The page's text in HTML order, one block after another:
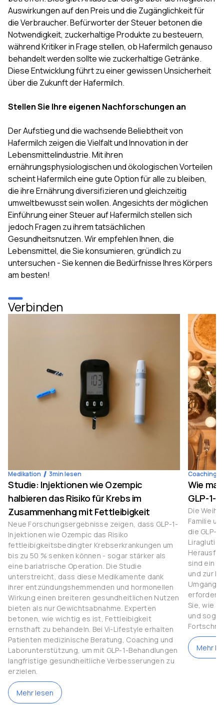
Auswirkungen auf den Preis und die Zugänglichkeit für
die Verbraucher. Befürworter der Steuer betonen die
Notwendigkeit, zuckerhaltige Produkte zu besteuern,
während Kritiker in Frage stellen, ob Hafermilch genauso
behandelt werden sollte wie zuckerhaltige Getränke.
Diese Entwicklung führt zu einer gewissen Unsicherheit
über die Zukunft der Hafermilch.
Stellen Sie Ihre eigenen Nachforschungen an
Der Aufstieg und die wachsende Beliebtheit von
Hafermilch zeigen die Vielfalt und Innovation in der
Lebensmittelindustrie. Mit ihren
ernährungsphysiologischen und ökologischen Vorteilen
scheint Hafermilch eine gute Option für alle zu bleiben,
die ihre Ernährung diversifizieren und gleichzeitig
umweltbewusst sein wollen. Angesichts der möglichen
Einführung einer Steuer auf Hafermilch stellen sich
jedoch Fragen zu ihrem tatsächlichen
Gesundheitsnutzen. Wir empfehlen Ihnen, die
Lebensmittel, die Sie konsumieren, gründlich zu
untersuchen - Sie kennen die Bedürfnisse Ihres Körpers
am besten!
Verbinden
Medikation 3min lesen
Studie: Injektionen wie Ozempic
halbieren das Risiko für Krebs im
Zusammenhang mit Fettleibigkeit
Neue Forschungsergebnisse zeigen, dass GLP-1-
Injektionen wie Ozempic das Risiko
fettleibigkeitsbedingter Krebserkrankungen um
bis zu 50 % senken können - sogar stärker als
eine bariatrische Operation. Die Studie
unterstreicht, dass diese Medikamente dank
ihrer entzündungshemmenden und hormonellen
Wirkung einen breiteren gesundheitlichen Nutzen
bieten als nur Gewichtsabnahme. Experten
betonen, wie wichtig es ist, Fettleibigkeit
ernsthaft zu behandeln. Bei Vi-Lifestyle erhalten
Patienten medizinische Beratung, Coaching und
Laborunterstützung, um mit GLP-1-Behandlungen
langfristige gesundheitliche Verbesserungen zu
erzielen.
Mehr lesen
Coaching
Wie
GLP-1-
Die
Familie
die GLP-
sind ein
und zur
Umgang
erfordert
Sie, wie
und
Mehr